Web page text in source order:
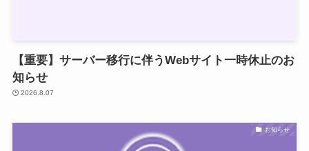
【重要】サーバー移行に伴うWebサイト一時休止のお
知らせ
2026.8.07
お知らせ